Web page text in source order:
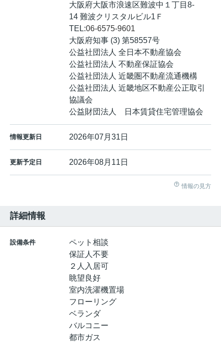
大阪府大阪市浪速区難波中１丁目8-
14 難波クリスタルビル1Ｆ
TEL:06-6575-9601
大阪府知事 (3) 第58557号
公益社団法人 全日本不動産協会
公益社団法人 不動産保証協会
公益社団法人 近畿圏不動産流通機構
公益社団法人 近畿地区不動産公正取引
協議会
公益財団法人 日本賃貸住宅管理協会
情報更新日 2026年07月31日
更新予定日 2026年08月11日
情報の見方
詳細情報
設備条件
ペット相談
保証人不要
２人入居可
眺望良好
室内洗濯機置場
フローリング
ベランダ
バルコニー
都市ガス